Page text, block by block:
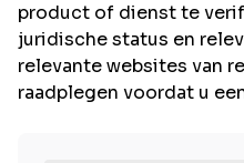
product of dienst te
juridische status en
relevante websites van
raadplegen voordat u